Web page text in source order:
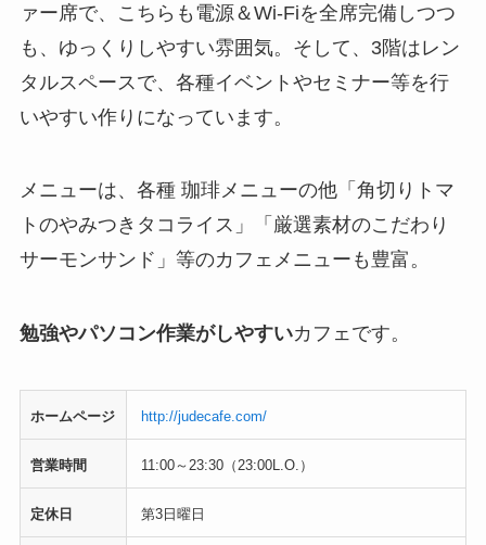
ァー席で、こちらも電源＆Wi-Fiを全席完備しつつ
も、ゆっくりしやすい雰囲気。そして、3階はレン
タルスペースで、各種イベントやセミナー等を行
いやすい作りになっています。
メニューは、各種 珈琲メニューの他「角切りトマ
トのやみつきタコライス」「厳選素材のこだわり
サーモンサンド」等のカフェメニューも豊富。
勉強やパソコン作業がしやすいカフェです。
ホームページ http://judecafe.com/
営業時間 11:00～23:30（23:00L.O.）
定休日 第3日曜日